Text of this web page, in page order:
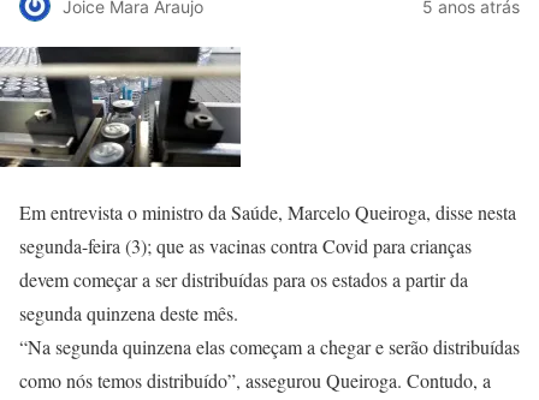
Joice Mara Araujo 5 anos atrás
Em entrevista o ministro da Saúde, Marcelo Queiroga, disse nesta
segunda-feira (3); que as vacinas contra Covid para crianças
devem começar a ser distribuídas para os estados a partir da
segunda quinzena deste mês.
“Na segunda quinzena elas começam a chegar e serão distribuídas
como nós temos distribuído”, assegurou Queiroga. Contudo, a